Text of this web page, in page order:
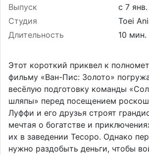
Выпуск
Студия
Toei
Длительность
10 мин.
Этот короткий приквел к
фильму «Ван-Пис: Золото»
весёлую подготовку команды
шляпы» перед посещением
Луффи и его друзья строят
мечтая о богатстве и
их в заведении Тесоро. Однако
нужно раздобыть деньги, чтобы